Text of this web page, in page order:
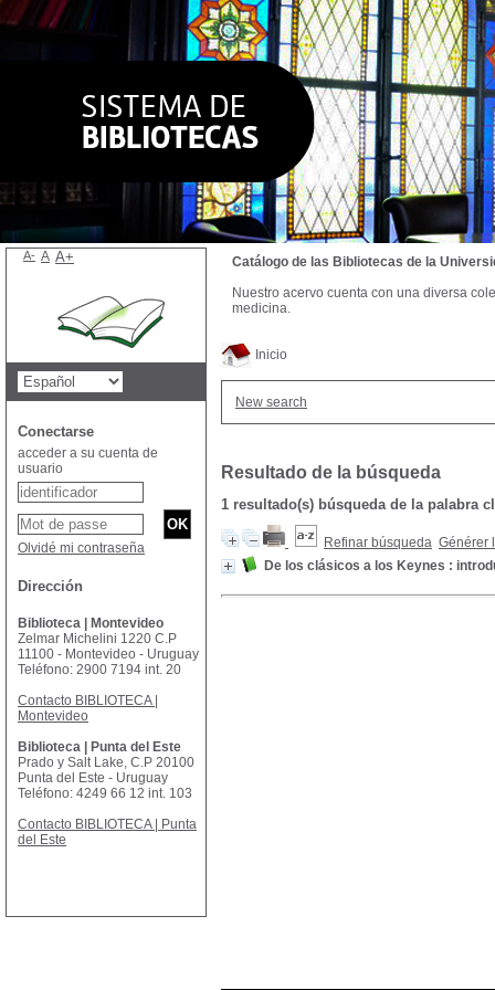
Inicio
New search
Resultado de la búsqueda
1 resultado(s) búsqueda de la palabra
Refinar búsqueda Générer
De los clásicos a los Keynes :
Catálogo de las Bibliotecas de la
Nuestro acervo cuenta con una diversa
medicina.
A- A A+
Conectarse
acceder a su cuenta de
usuario
Olvidé mi contraseña
Dirección
Biblioteca | Montevideo
Zelmar Michelini 1220 C.P
11100 - Montevideo - Uruguay
Teléfono: 2900 7194 int. 20
Contacto BIBLIOTECA |
Montevideo
Biblioteca | Punta del Este
Prado y Salt Lake, C.P 20100
Punta del Este - Uruguay
Teléfono: 4249 66 12 int. 103
Contacto BIBLIOTECA | Punta
del Este